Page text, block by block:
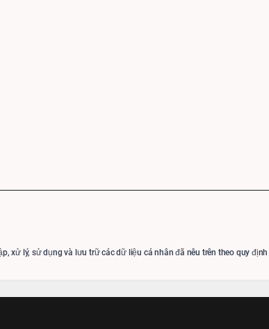
xử lý, sử dụng và lưu trữ các dữ liệu cá nhân đã nêu trên theo quy